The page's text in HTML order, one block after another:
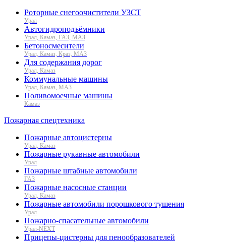
Роторные снегоочистители УЗСТ
Урал
Автогидроподъёмники
Урал, Камаз, ГАЗ, МАЗ
Бетоносмесители
Урал, Камаз, Краз, МАЗ
Для содержания дорог
Урал, Камаз
Коммунальные машины
Урал, Камаз, МАЗ
Поливомоечные машины
Камаз
Пожарная спецтехника
Пожарные автоцистерны
Урал, Камаз
Пожарные рукавные автомобили
Урал
Пожарные штабные автомобили
ГАЗ
Пожарные насосные станции
Урал, Камаз
Пожарные автомобили порошкового тушения
Урал
Пожарно-спасательные автомобили
Урал-NEXT
Прицепы-цистерны для пенообразователей